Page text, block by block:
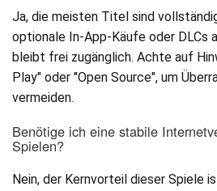
Ja, die meisten Titel sind
optionale In-App-Käufe oder DLCs
bleibt frei zugänglich. Achte auf
Play" oder "Open Source", um
vermeiden.
Benötige ich eine stabile
Spielen?
Nein, der Kernvorteil dieser Spiele